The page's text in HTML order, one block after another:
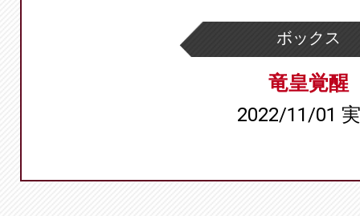
ボックス
竜皇覚醒
2022/11/01